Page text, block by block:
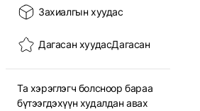
Захиалгын хуудас
Дагасан хуудасДагасан
Та хэрэглэгч болсноор бараа
бүтээгдэхүүн худалдан авах